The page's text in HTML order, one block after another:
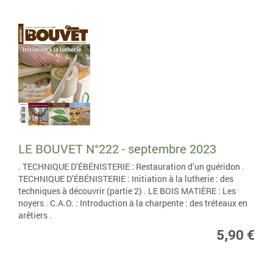
LE BOUVET N°222 - septembre 2023
. TECHNIQUE D’ÉBÉNISTERIE : Restauration d’un guéridon .
TECHNIQUE D’ÉBÉNISTERIE : Initiation à la lutherie : des
techniques à découvrir (partie 2) . LE BOIS MATIÈRE : Les
noyers . C.A.O. : Introduction à la charpente : des tréteaux en
arêtiers .
5,90 €